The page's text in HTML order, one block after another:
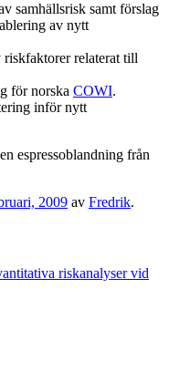
samhällsrisk samt förslag
av nytt
relaterat till
för norska COWI.
inför nytt
espressoblandning från
2009 av Fredrik.
riskanalyser vid